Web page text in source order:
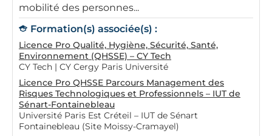
mobilité des personnes...
Formation(s) associée(s) :
Licence Pro Qualité, Hygiène, Sécurité, Santé,
Environnement (QHSSE) – CY Tech
CY Tech | CY Cergy Paris Université
Licence Pro QHSSE Parcours Management des
Risques Technologiques et Professionnels – IUT de
Sénart-Fontainebleau
Université Paris Est Créteil – IUT de Sénart
Fontainebleau (Site Moissy-Cramayel)